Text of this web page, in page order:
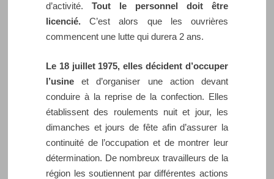
d’activité.Tout le personnel doit être
licencié. C’est alors que les ouvrières
commencent une lutte qui durera 2 ans.
Le 18 juillet 1975, elles décident d’occuper
l’usine et d’organiser une action devant
conduire à la reprise de la confection. Elles
établissent des roulements nuit et jour, les
dimanches et jours de fête afin d’assurer la
continuité de l’occupation et de montrer leur
détermination. De nombreux travailleurs de la
région les soutiennent par différentes actions